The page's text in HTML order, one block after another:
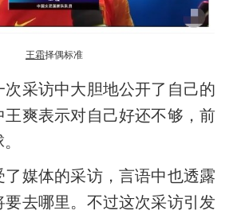
王霜择偶标准
次采访中大胆地公开了自己的
王爽表示对自己好还不够，前
了媒体的采访，言语中也透露
要去哪里。不过这次采访引发